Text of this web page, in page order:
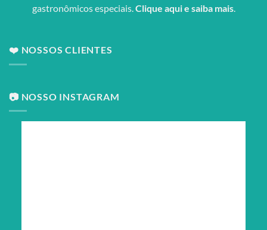
gastronômicos especiais.Clique aqui e saiba mais.
❤️ NOSSOS CLIENTES
📷 NOSSO INSTAGRAM